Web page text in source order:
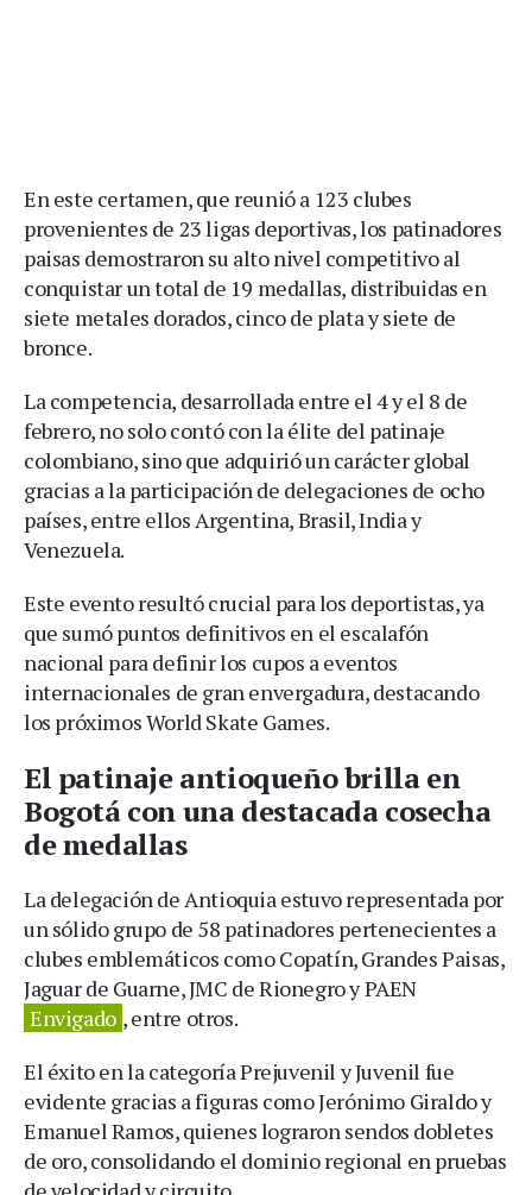
En este certamen, que reunió a 123 clubes
provenientes de 23 ligas deportivas, los patinadores
paisas demostraron su alto nivel competitivo al
conquistar un total de 19 medallas, distribuidas en
siete metales dorados, cinco de plata y siete de
bronce.
La competencia, desarrollada entre el 4 y el 8 de
febrero, no solo contó con la élite del patinaje
colombiano, sino que adquirió un carácter global
gracias a la participación de delegaciones de ocho
países, entre ellos Argentina, Brasil, India y
Venezuela.
Este evento resultó crucial para los deportistas, ya
que sumó puntos definitivos en el escalafón
nacional para definir los cupos a eventos
internacionales de gran envergadura, destacando
los próximos World Skate Games.
El patinaje antioqueño brilla en
Bogotá con una destacada cosecha
de medallas
La delegación de Antioquia estuvo representada por
un sólido grupo de 58 patinadores pertenecientes a
clubes emblemáticos como Copatín, Grandes Paisas,
Jaguar de Guarne, JMC de Rionegro y PAEN
Envigado , entre otros.
El éxito en la categoría Prejuvenil y Juvenil fue
evidente gracias a figuras como Jerónimo Giraldo y
Emanuel Ramos, quienes lograron sendos dobletes
de oro, consolidando el dominio regional en pruebas